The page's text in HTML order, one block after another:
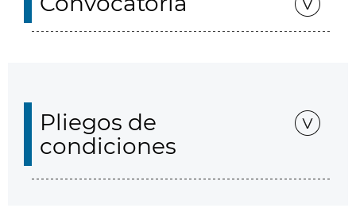
Pliegos de
condiciones